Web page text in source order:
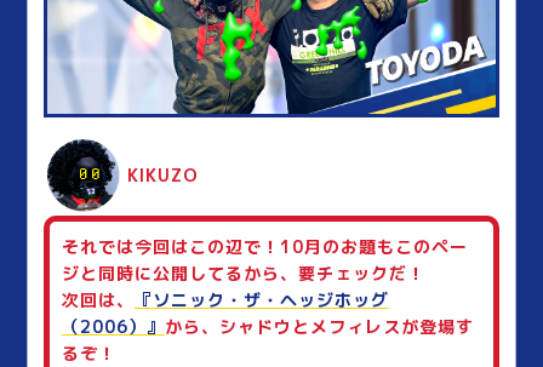
KIKUZO
それでは今回はこの辺で！10月のお題もこのペー
ジと同時に公開してるから、要チェックだ！
次回は、
『ソニック・ザ・ヘッジホッグ
（2006）』 から、シャドウとメフィレスが登場す
るぞ！